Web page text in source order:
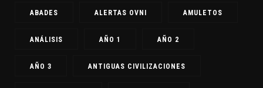
ABADES ALERTAS OVNI AMULETOS
ANÁLISIS AÑO 1 AÑO 2
AÑO 3 ANTIGUAS CIVILIZACIONES